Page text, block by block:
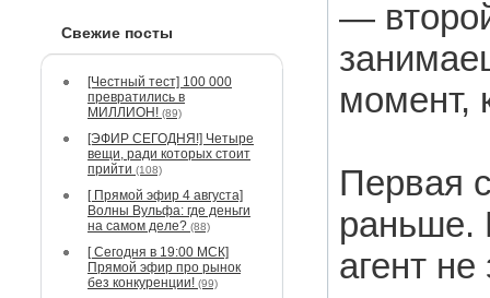
Свежие посты
[Честный тест] 100 000
превратились в
МИЛЛИОН! (89)
[ЭФИР СЕГОДНЯ!] Четыре
вещи, ради которых стоит
прийти (108)
[ Прямой эфир 4 августа]
Волны Вульфа: где деньги
на самом деле? (88)
[ Сегодня в 19:00 МСК]
Прямой эфир про рынок
без конкуренции! (99)
—
момент,
Первая
раньше.
агент